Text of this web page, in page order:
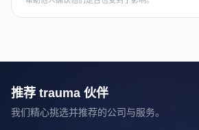
推荐 trauma 伙伴
我们精心挑选并推荐的公司与服务。